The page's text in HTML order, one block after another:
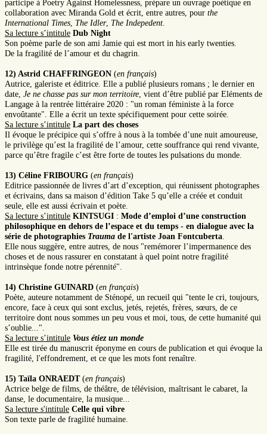
participe à Poetry Against Homelessness, prépare un ouvrage poétique en
collaboration avec Miranda Gold et écrit, entre autres, pour the
International Times The Idler, The Indepedent
Sa lecture s’intitule Dub Night
Son poème parle de son ami Jamie qui est mort in his early twenties.
De la fragilité de l’amour et du chagrin.
12) Astrid CHAFFRINGEON (en français)
Autrice, galeriste et éditrice. Elle a publié plusieurs romans ; le dernier en
date, Je ne chasse pas sur mon territoire , vient d’être publié par Eléments de
Langage à la rentrée littéraire 2020 : "un roman féministe à la force
envoûtante". Elle a écrit un texte spécifiquement pour cette soirée.
Sa lecture s’intitule La part des choses
Il évoque le précipice qui s’offre à nous à la tombée d’une nuit amoureuse,
le privilège qu’est la fragilité de l’amour, cette souffrance qui rend vivante,
parce qu’être fragile c’est être forte de toutes les pulsations du monde.
13) Céline FRIBOURG (en français)
Editrice passionnée de livres d’art d’exception, qui réunissent photographes
et écrivains, dans sa maison d’édition Take 5 qu’elle a créée et conduit
seule, elle est aussi écrivain et poète.
Sa lecture s’intitule KINTSUGI : Mode d’emploi d’une construction
philosophique en dehors de l’espace et du temps - en dialogue avec la
série de photographies Trauma de l'artiste Joan Fontcuberta
Elle nous suggère, entre autres, de nous "remémorer l’impermanence des
choses et de nous rassurer en constatant à quel point notre fragilité
intrinsèque fonde notre pérennité".
14) Christine GUINARD (en français)
Poète, auteure notamment de Sténopé, un recueil qui "tente le cri, toujours,
encore, face à ceux qui sont exclus, jetés, rejetés, frères, sœurs, de ce
territoire dont nous sommes un peu vous et moi, tous, de cette humanité qui
s’oublie...".
Sa lecture s’intitule Vous étiez un monde
Elle est tirée du manuscrit éponyme en cours de publication et qui évoque la
fragilité, l'effondrement, et ce que les mots font renaître.
15) Taïla ONRAEDT(en français)
Actrice belge de films, de théâtre, de télévision, maîtrisant le cabaret, la
danse, le documentaire, la musique...
Sa lecture s'intitule Celle qui vibre
Son texte parle de fragilité humaine.